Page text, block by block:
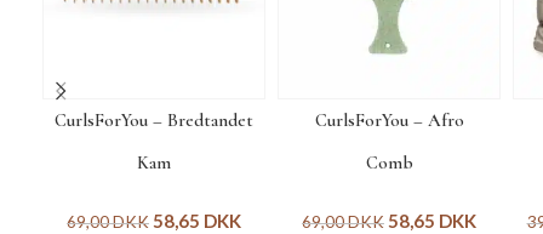
CurlsForYou – Bredtandet
Kam
69,00DKK58,65 DKK
CurlsForYou – Afro
Comb
69,00DKK58,65 DKK